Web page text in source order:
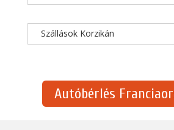
Szállások Korzikán
Autóbérlés